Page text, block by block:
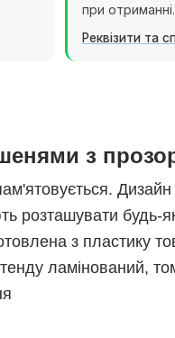
при отриманні.
Реквізити та
з
розташувати будь-
з
ламінований,